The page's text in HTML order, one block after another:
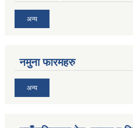
अन्य
नमुना फारमहरु
अन्य